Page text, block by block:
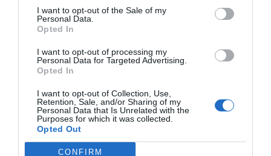
I want to opt-out of the Sale of my
Personal Data.
Opted In
I want to opt-out of processing my
Personal Data for Targeted Advertising.
Opted In
I want to opt-out of Collection, Use,
Retention, Sale, and/or Sharing of my
Personal Data that Is Unrelated with the
Purposes for which it was collected.
Opted Out
CONFIRM
proyecto de los profesionales de los hospitales Clínic y
del Mar, y del Departament de Salut, y su éxito es una
muestra de todo lo que puede aportar a los pacientes
una acción coordinada de todos los agentes
asistenciales».
Por su parte, el Dr. Francesc Macià, del Hospital del Mar,
y uno de los coordinadores del Programa de Detección
Precoz de Cáncer de Colon y Recto de Barcelona, ha
manifestado que «el hecho de que hayamos superado